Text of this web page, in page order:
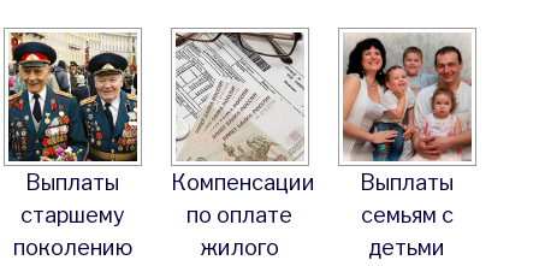
Выплаты
старшему
поколению
Компенсации
по оплате
жилого
Выплаты
семьям с
детьми